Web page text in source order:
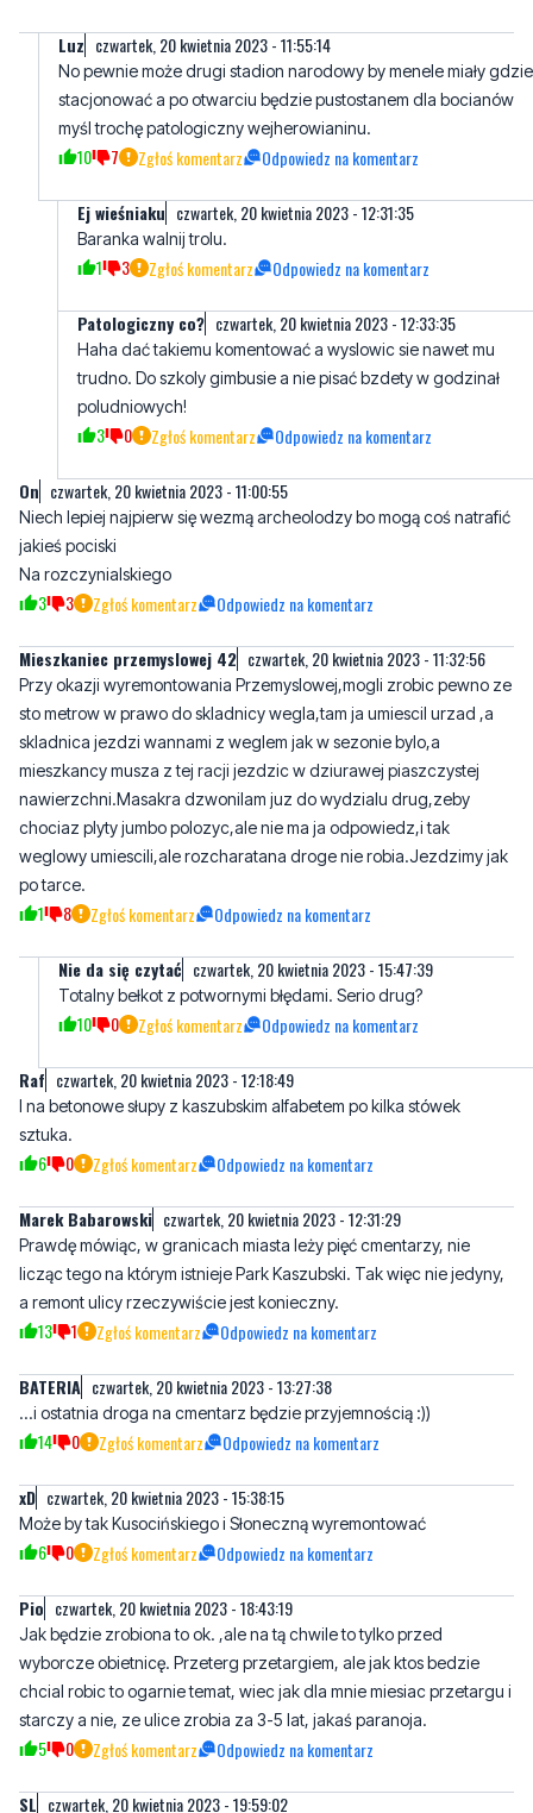
myśl trochę patologiczny wejherowianinu.
10 7 Zgłoś komentarz Odpowiedz na komentarz
Ej wieśniaku czwartek, 20 kwietnia 2023 - 12:31:35
Baranka walnij trolu.
Patologiczny co? czwartek, 20 kwietnia 2023 - 12:33:35
Haha dać takiemu komentować a wyslowic sie nawet mu
poludniowych!
3 0 Zgłoś komentarz Odpowiedz na komentarz
czwartek, 20 kwietnia 2023 - 11:00:55
Niech lepiej najpierw się wezmą archeolodzy bo mogą coś natrafić
Na rozczynialskiego
3 3 Zgłoś komentarz Odpowiedz na komentarz
Mieszkaniec przemyslowej 42
Przy okazji wyremontowania Przemyslowej,mogli zrobic pewno ze
skladnica jezdzi wannami z weglem jak w sezonie bylo,a
mieszkancy musza z tej racji jezdzic w dziurawej piaszczystej
nawierzchni.Masakra dzwonilam juz do wydzialu drug,zeby
chociaz plyty jumbo polozyc,ale nie ma ja odpowiedz,i tak
weglowy umiescili,ale rozcharatana droge nie robia.Jezdzimy jak
po tarce.
1 8 Zgłoś komentarz Odpowiedz na komentarz
Nie da się czytać
Totalny bełkot z potwornymi błędami. Serio drug?
czwartek, 20 kwietnia 2023 - 12:18:49
I na betonowe słupy z kaszubskim alfabetem po kilka stówek
6 0 Zgłoś komentarz Odpowiedz na komentarz
Marek Babarowski
Prawdę mówiąc, w granicach miasta leży pięć cmentarzy, nie
a remont ulicy rzeczywiście jest konieczny.
13 1 Zgłoś komentarz Odpowiedz na komentarz
BATERIA czwartek, 20 kwietnia 2023 - 13:27:38
...i ostatnia droga na cmentarz będzie przyjemnością :))
xD czwartek, 20 kwietnia 2023 - 15:38:15
Może by tak Kusocińskiego i Słoneczną wyremontować
Pio czwartek, 20 kwietnia 2023 - 18:43:19
Jak będzie zrobiona to ok. ,ale na tą chwile to tylko przed
chcial robic to ogarnie temat, wiec jak dla mnie miesiac przetargu i
starczy a nie, ze ulice zrobia za 3-5 lat, jakaś paranoja.
5 0 Zgłoś komentarz Odpowiedz na komentarz
SL czwartek, 20 kwietnia 2023 - 19:59:02
Wysyp obietnic przed wyborami. Najpierw Sikorski Park, teraz
boisko na" Wazie".